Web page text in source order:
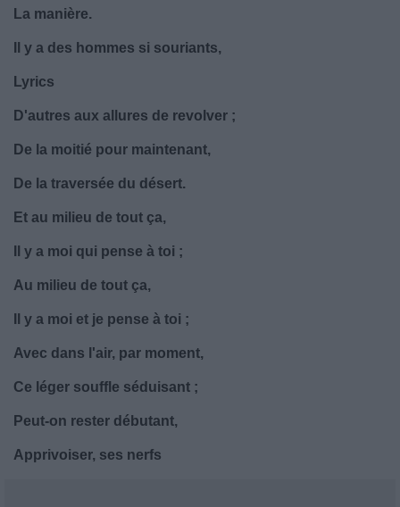
La manière.
Il y a des hommes si souriants,
Lyrics
D'autres aux allures de revolver ;
De la moitié pour maintenant,
De la traversée du désert.
Et au milieu de tout ça,
Il y a moi qui pense à toi ;
Au milieu de tout ça,
Il y a moi et je pense à toi ;
Avec dans l'air, par moment,
Ce léger souffle séduisant ;
Peut-on rester débutant,
Apprivoiser, ses nerfs